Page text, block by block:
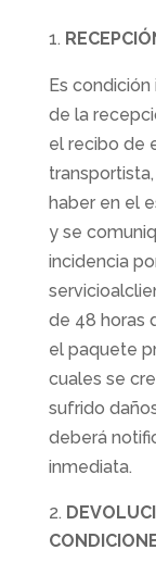
Es
de la
el recibo de
haber en el
y se
incidencia
de 48 horas
el paquete
cuales se
sufrido
deberá
inmediata.